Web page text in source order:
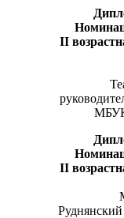
Н
II
Н
II